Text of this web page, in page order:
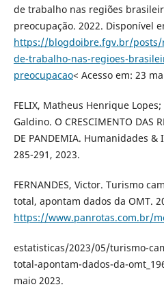
de trabalho nas regiões
preocupação. 2022. Disponível
https://blogdoibre.fgv.br/posts/
de-trabalho-nas-regioes-
preocupacao< Acesso em: 23
FELIX, Matheus Henrique Lopes;
Galdino. O CRESCIMENTO DAS
DE PANDEMIA. Humanidades &
285-291, 2023.
FERNANDES, Victor. Turismo
total, apontam dados da OMT.
https://www.panrotas.com.br/
estatisticas/2023/05/turismo-
total-apontam-dados-da-
maio 2023.